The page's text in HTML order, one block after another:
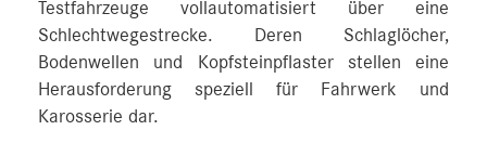
Testfahrzeuge vollautomatisiert über eine
Schlechtwegestrecke. Deren Schlaglöcher,
Bodenwellen und Kopfsteinpflaster stellen eine
Herausforderung speziell für Fahrwerk und
Karosserie dar.